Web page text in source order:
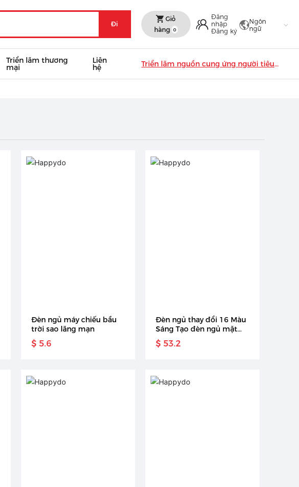
Đi
Giỏ
hàng 0
Đăng
nhập
Đăng ký
Ngôn
ngữ
Triển lãm thương
mại
Liên
hệ
Triển lãm nguồn cung ứng người tiêu
Đèn ngủ máy chiếu bầu
trời sao lãng mạn
$ 5.6
Đèn ngủ thay đổi 16 Màu
Sáng Tạo đèn ngủ mặt
trăng 3D nhiều màu điều
khiển từ xa
$ 53.2